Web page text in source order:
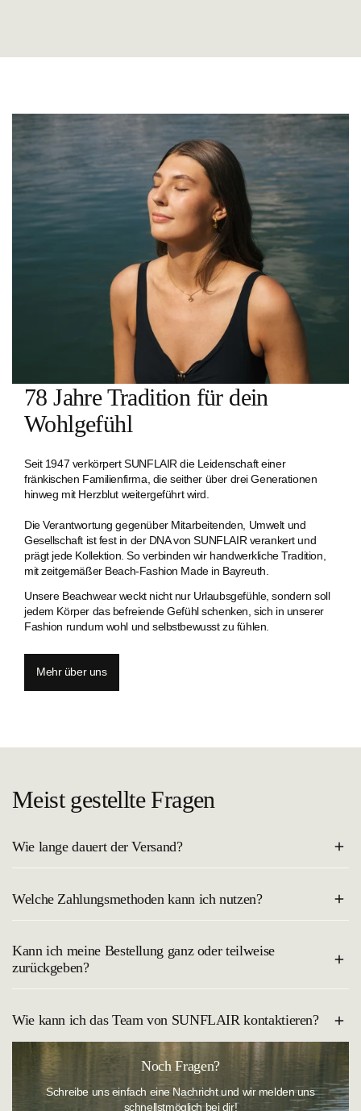
78 Jahre Tradition für dein
Wohlgefühl
Seit 1947 verkörpert SUNFLAIR die Leidenschaft einer
fränkischen Familien­firma, die seither über drei Generationen
hinweg mit Herzblut weitergeführt wird.
Die Verantwortung gegenüber Mitarbeitenden, Umwelt und
Gesellschaft ist fest in der DNA von SUNFLAIR verankert und
prägt jede Kollektion. So verbinden wir handwerkliche Tradition,
mit zeitgemäßer Beach-Fashion Made in Bayreuth.
Unsere Beachwear weckt nicht nur Urlaubsgefühle, sondern soll
jedem Körper das befreiende Gefühl schenken, sich in unserer
Fashion rundum wohl und selbstbewusst zu fühlen.
Mehr über uns
Noch Fragen?
Schreibe uns einfach eine Nachricht und wir melden uns
schnellstmöglich bei dir!
Meist gestellte Fragen
Wie lange dauert der Versand?
Werktage. Du erhältst eine Trackingnummer, sobald deine Bestellung
unterwegs ist.
Welche Zahlungsmethoden kann ich nutzen?
Bezahlmethoden, wie Kreditkarte, PayPal, Klarna Rechnung oder
Apple Pay bezahlen.
Kann ich meine Bestellung ganz oder teilweise
zurückgeben?
zurückschicken. In unserem Onlineshop besteht ein14-tägiges
Rückgaberecht. Die Widerrufsfrist beginnt an dem Tag, an dem du
die Ware erhalten hast.
Wie kann ich das Team von SUNFLAIR kontaktieren?
Sie erreichen unseren Kundenservicewie folgt:
Telefonisch:+49 (0)921 884-0